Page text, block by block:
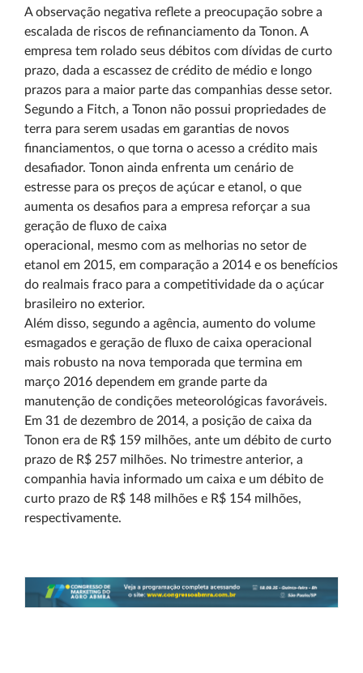
A observação negativa reflete a preocupação sobre a
escalada de riscos de refinanciamento da Tonon. A
empresa tem rolado seus débitos com dívidas de curto
prazo, dada a escassez de crédito de médio e longo
prazos para a maior parte das companhias desse setor.
Segundo a Fitch, a Tonon não possui propriedades de
terra para serem usadas em garantias de novos
financiamentos, o que torna o acesso a crédito mais
desafiador. Tonon ainda enfrenta um cenário de
estresse para os preços de açúcar e etanol, o que
aumenta os desafios para a empresa reforçar a sua
geração de fluxo de caixa
operacional, mesmo com as melhorias no setor de
etanol em 2015, em comparação a 2014 e os benefícios
do realmais fraco para a competitividade da o açúcar
brasileiro no exterior.
Além disso, segundo a agência, aumento do volume
esmagados e geração de fluxo de caixa operacional
mais robusto na nova temporada que termina em
março 2016 dependem em grande parte da
manutenção de condições meteorológicas favoráveis.
Em 31 de dezembro de 2014, a posição de caixa da
Tonon era de R$ 159 milhões, ante um débito de curto
prazo de R$ 257 milhões. No trimestre anterior, a
companhia havia informado um caixa e um débito de
curto prazo de R$ 148 milhões e R$ 154 milhões,
respectivamente.